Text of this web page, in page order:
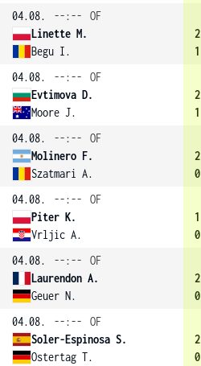
04.08.
--:--
OF
Linette M.
Begu I.
2
1
04.08. --:--
OF
Evtimova D.
Moore J.
2
1
04.08.
--:--
OF
Molinero F.
Szatmari A.
2
0
04.08. --:--
OF
Piter K.
Vrljic A.
1
0
04.08.
--:--
OF
Laurendon A.
Geuer N.
2
0
04.08.
--:--
OF
Soler-Espinosa S.
Ostertag T.
2
0